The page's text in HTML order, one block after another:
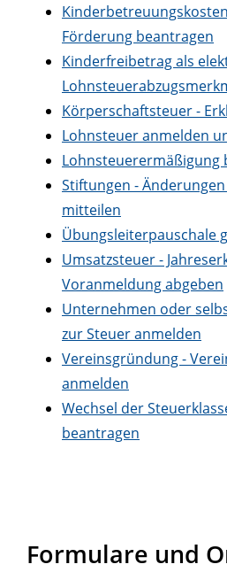
Förderung beantragen
Kinderfreibetrag als
Körperschaftsteuer -
Lohnsteuer anmelden
Lohnsteuerermäßigung
Stiftungen -
mitteilen
Übungsleiterpauschale
Umsatzsteuer -
Voranmeldung abgeben
Unternehmen oder
zur Steuer anmelden
Vereinsgründung -
anmelden
Wechsel der
beantragen
Formulare und